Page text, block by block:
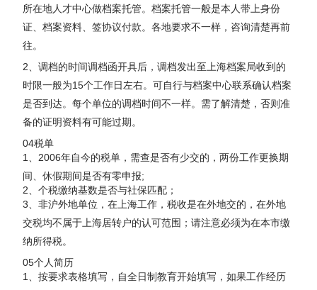
所在地人才中心做档案托管。档案托管一般是本人带上身份
证、档案资料、签协议付款。各地要求不一样，咨询清楚再前
往。
2、调档的时间调档函开具后，调档发出至上海档案局收到的
时限一般为15个工作日左右。可自行与档案中心联系确认档案
是否到达。每个单位的调档时间不一样。需了解清楚，否则准
备的证明资料有可能过期。
04税单
1、2006年自今的税单，需查是否有少交的，两份工作更换期
间、休假期间是否有零申报;
2、个税缴纳基数是否与社保匹配；
3、非沪外地单位，在上海工作，税收是在外地交的，在外地
交税均不属于上海居转户的认可范围；请注意必须为在本市缴
纳所得税。
05个人简历
1、按要求表格填写，自全日制教育开始填写，如果工作经历